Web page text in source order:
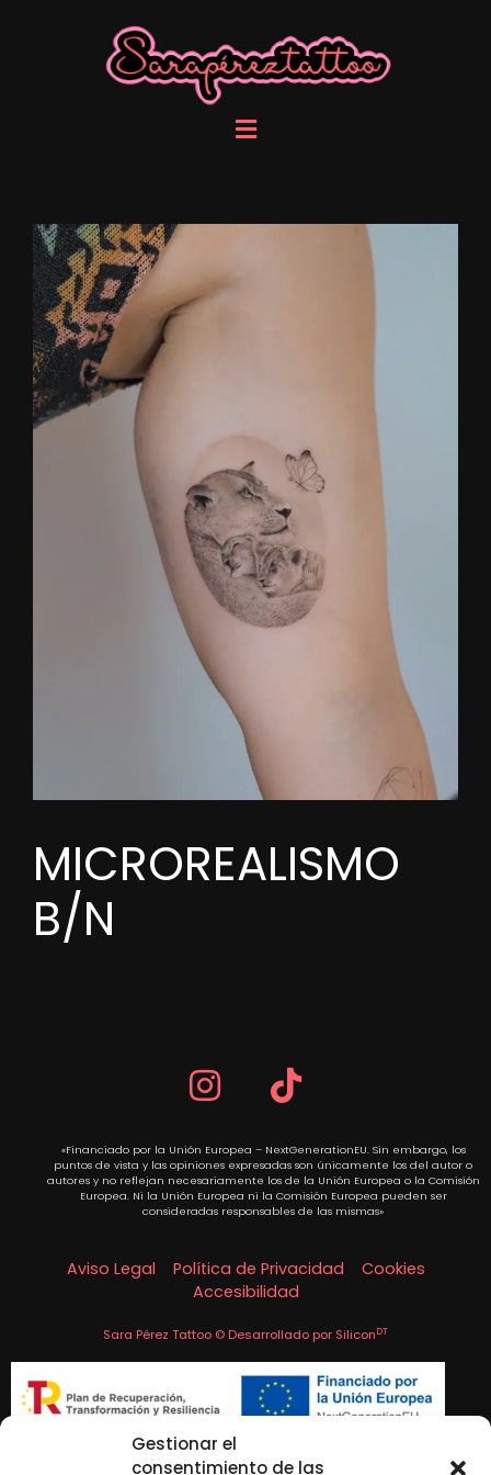
Gestionar el
consentimiento de las
MICROREALISMO
B/N
Aviso Legal Política de Privacidad
Cookies
Accesibilidad
Sara Pérez Tattoo © Desarrollado por SiliconDT
«Financiado por la Unión Europea – NextGenerationEU. Sin embargo, los
puntos de vista y las opiniones expresadas son únicamente los del autor o
autores y no reflejan necesariamente los de la Unión Europea o la Comisión
Europea. Ni la Unión Europea ni la Comisión Europea pueden ser
consideradas responsables de las mismas»